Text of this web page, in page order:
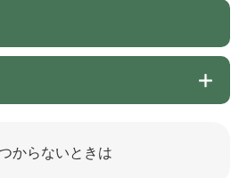
からないときは